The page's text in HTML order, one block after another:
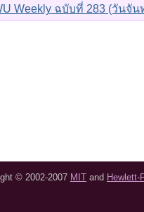
Weekly ฉบับที่ 283 (วันจั
© 2002-2007 MIT and Hewlett-